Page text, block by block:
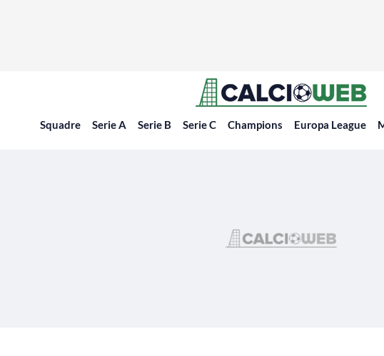
Squadre Serie A Serie B Serie C Champions Europa League